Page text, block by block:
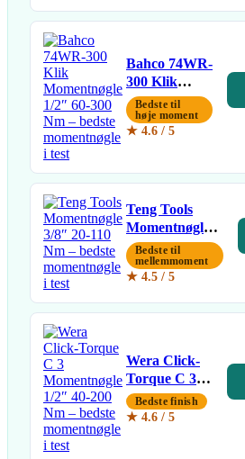
Bahco 74WR-
300 Klik
Momentnøgle
1/2″ 60-300
Nm
Bedste til
høje moment
★ 4.6 / 5
Teng Tools
Momentnøgle
3/8″ 20-110 Nm
Bedste til
mellemmoment
★ 4.5 / 5
Wera Click-
Torque C 3
Momentnøgle
1/2″ 40-200
Bedste finish
★ 4.6 / 5